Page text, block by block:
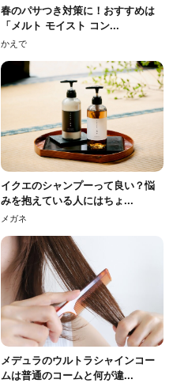
春のパサつき対策に！おすすめは
「メルト モイスト コン...
かえで
イクエのシャンプーって良い？悩
みを抱えている人にはちょ...
メガネ
メデュラのウルトラシャインコー
ムは普通のコームと何が違...